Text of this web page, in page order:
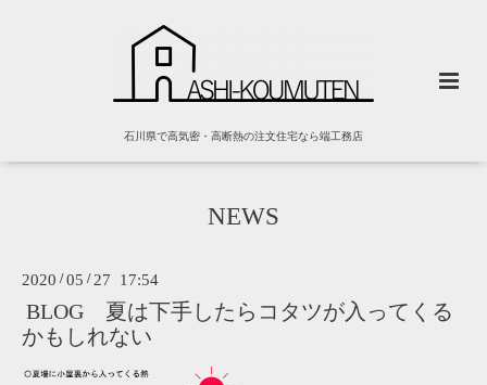
石川県で高気密・高断熱の注文住宅なら端工務店
NEWS
2020 /05 / 27 17:54
BLOG 夏は下手したらコタツが入ってくる
かもしれない